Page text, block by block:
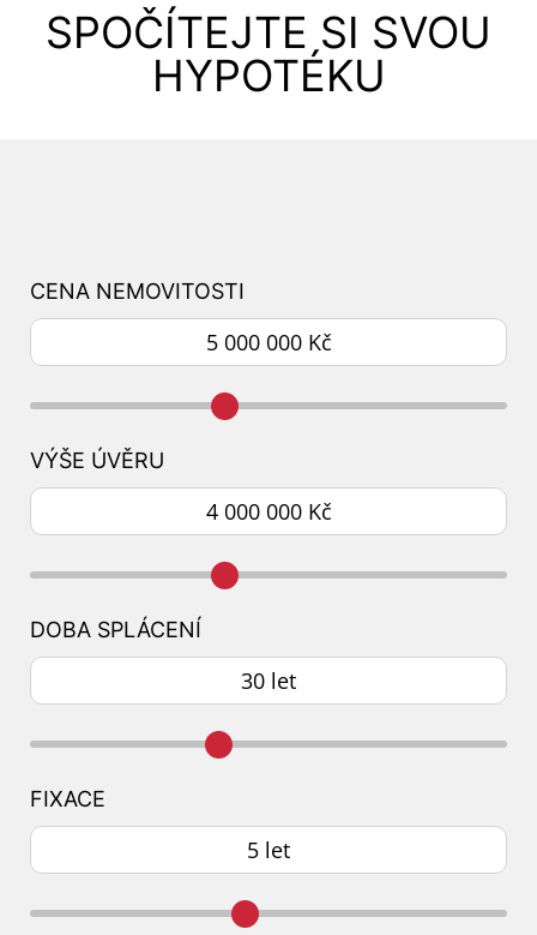
SPOČÍTEJTE SI SVOU
HYPOTÉKU
CENA NEMOVITOSTI
VÝŠE ÚVĚRU
DOBA SPLÁCENÍ
FIXACE